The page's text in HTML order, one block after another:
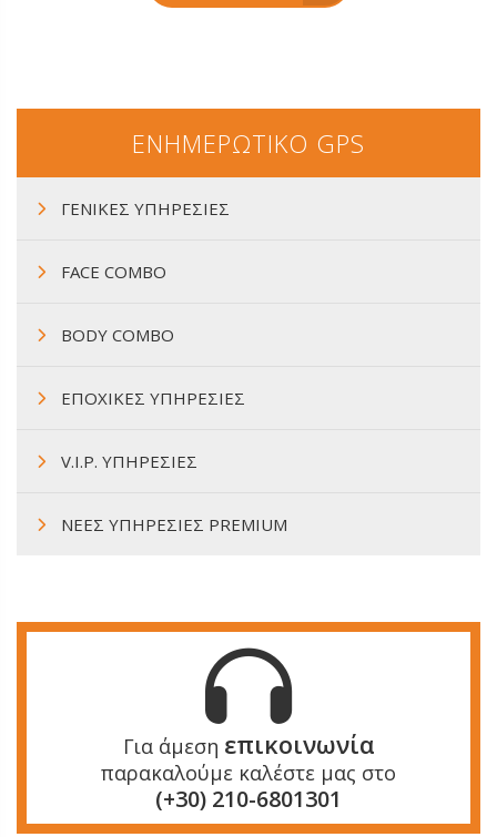
ΕΝΗΜΕΡΩΤΙΚΟ GPS
ΓΕΝΙΚΕΣ ΥΠΗΡΕΣΙΕΣ
FACE COMBO
BODY COMBO
ΕΠΟΧΙΚΕΣ ΥΠΗΡΕΣΙΕΣ
V.I.P. ΥΠΗΡΕΣΙΕΣ
ΝΕΕΣ ΥΠΗΡΕΣΙΕΣ PREMIUM
Για άμεση επικοινωνία
παρακαλούμε καλέστε μας στο
(+30) 210-6801301